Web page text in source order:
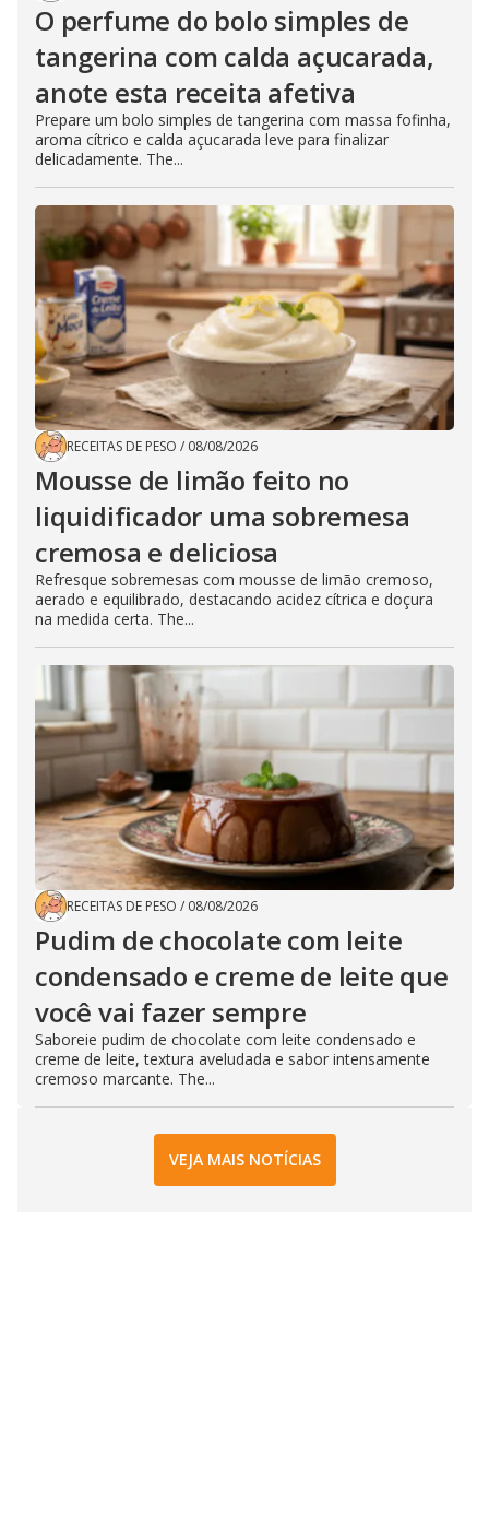
O perfume do bolo simples de
tangerina com calda açucarada,
anote esta receita afetiva
Prepare um bolo simples de tangerina com massa fofinha,
aroma cítrico e calda açucarada leve para finalizar
delicadamente. The...
RECEITAS DE PESO / 08/08/2026
Mousse de limão feito no
liquidificador uma sobremesa
cremosa e deliciosa
Refresque sobremesas com mousse de limão cremoso,
aerado e equilibrado, destacando acidez cítrica e doçura
na medida certa. The...
RECEITAS DE PESO / 08/08/2026
Pudim de chocolate com leite
condensado e creme de leite que
você vai fazer sempre
Saboreie pudim de chocolate com leite condensado e
creme de leite, textura aveludada e sabor intensamente
cremoso marcante. The...
VEJA MAIS NOTÍCIAS